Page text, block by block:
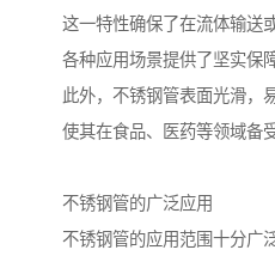
这一特性确保了在流体输送
各种应用场景提供了坚实保障
此外，不锈钢管表面光滑，
使其在食品、医药等领域备
不锈钢管的广泛应用
不锈钢管的应用范围十分广